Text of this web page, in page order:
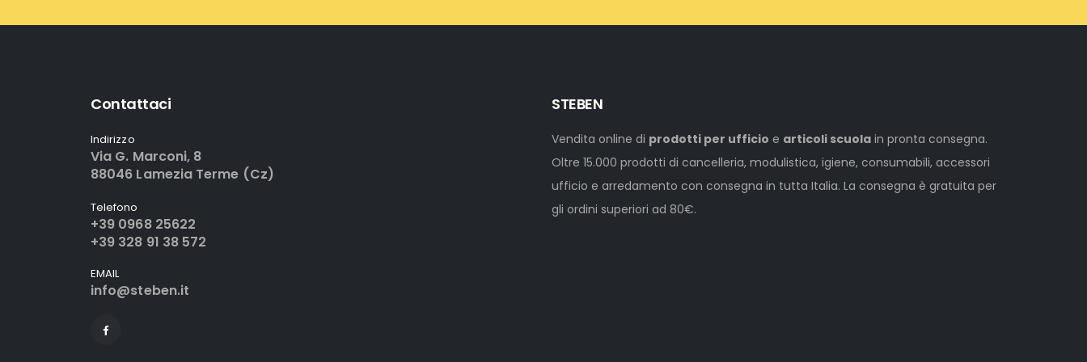
Contattaci
Indirizzo
Via G. Marconi, 8
88046 Lamezia Terme (Cz)
Telefono
+39 0968 25622
+39 328 91 38 572
EMAIL
info@steben.it
STEBEN
Vendita online di prodotti per ufficio e articoli scuola in pronta consegna.
Oltre 15.000 prodotti di cancelleria, modulistica, igiene, consumabili, accessori
ufficio e arredamento con consegna in tutta Italia. La consegna è gratuita per
gli ordini superiori ad 80€.